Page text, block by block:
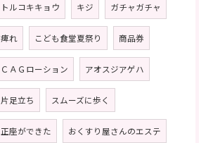
トルコキキョウ キジ ガチャガチャ
痺れ こども食堂夏祭り 商品券
ＣＡＧローション アオスジアゲハ
片足立ち スムーズに歩く
正座ができた おくすり屋さんのエステ